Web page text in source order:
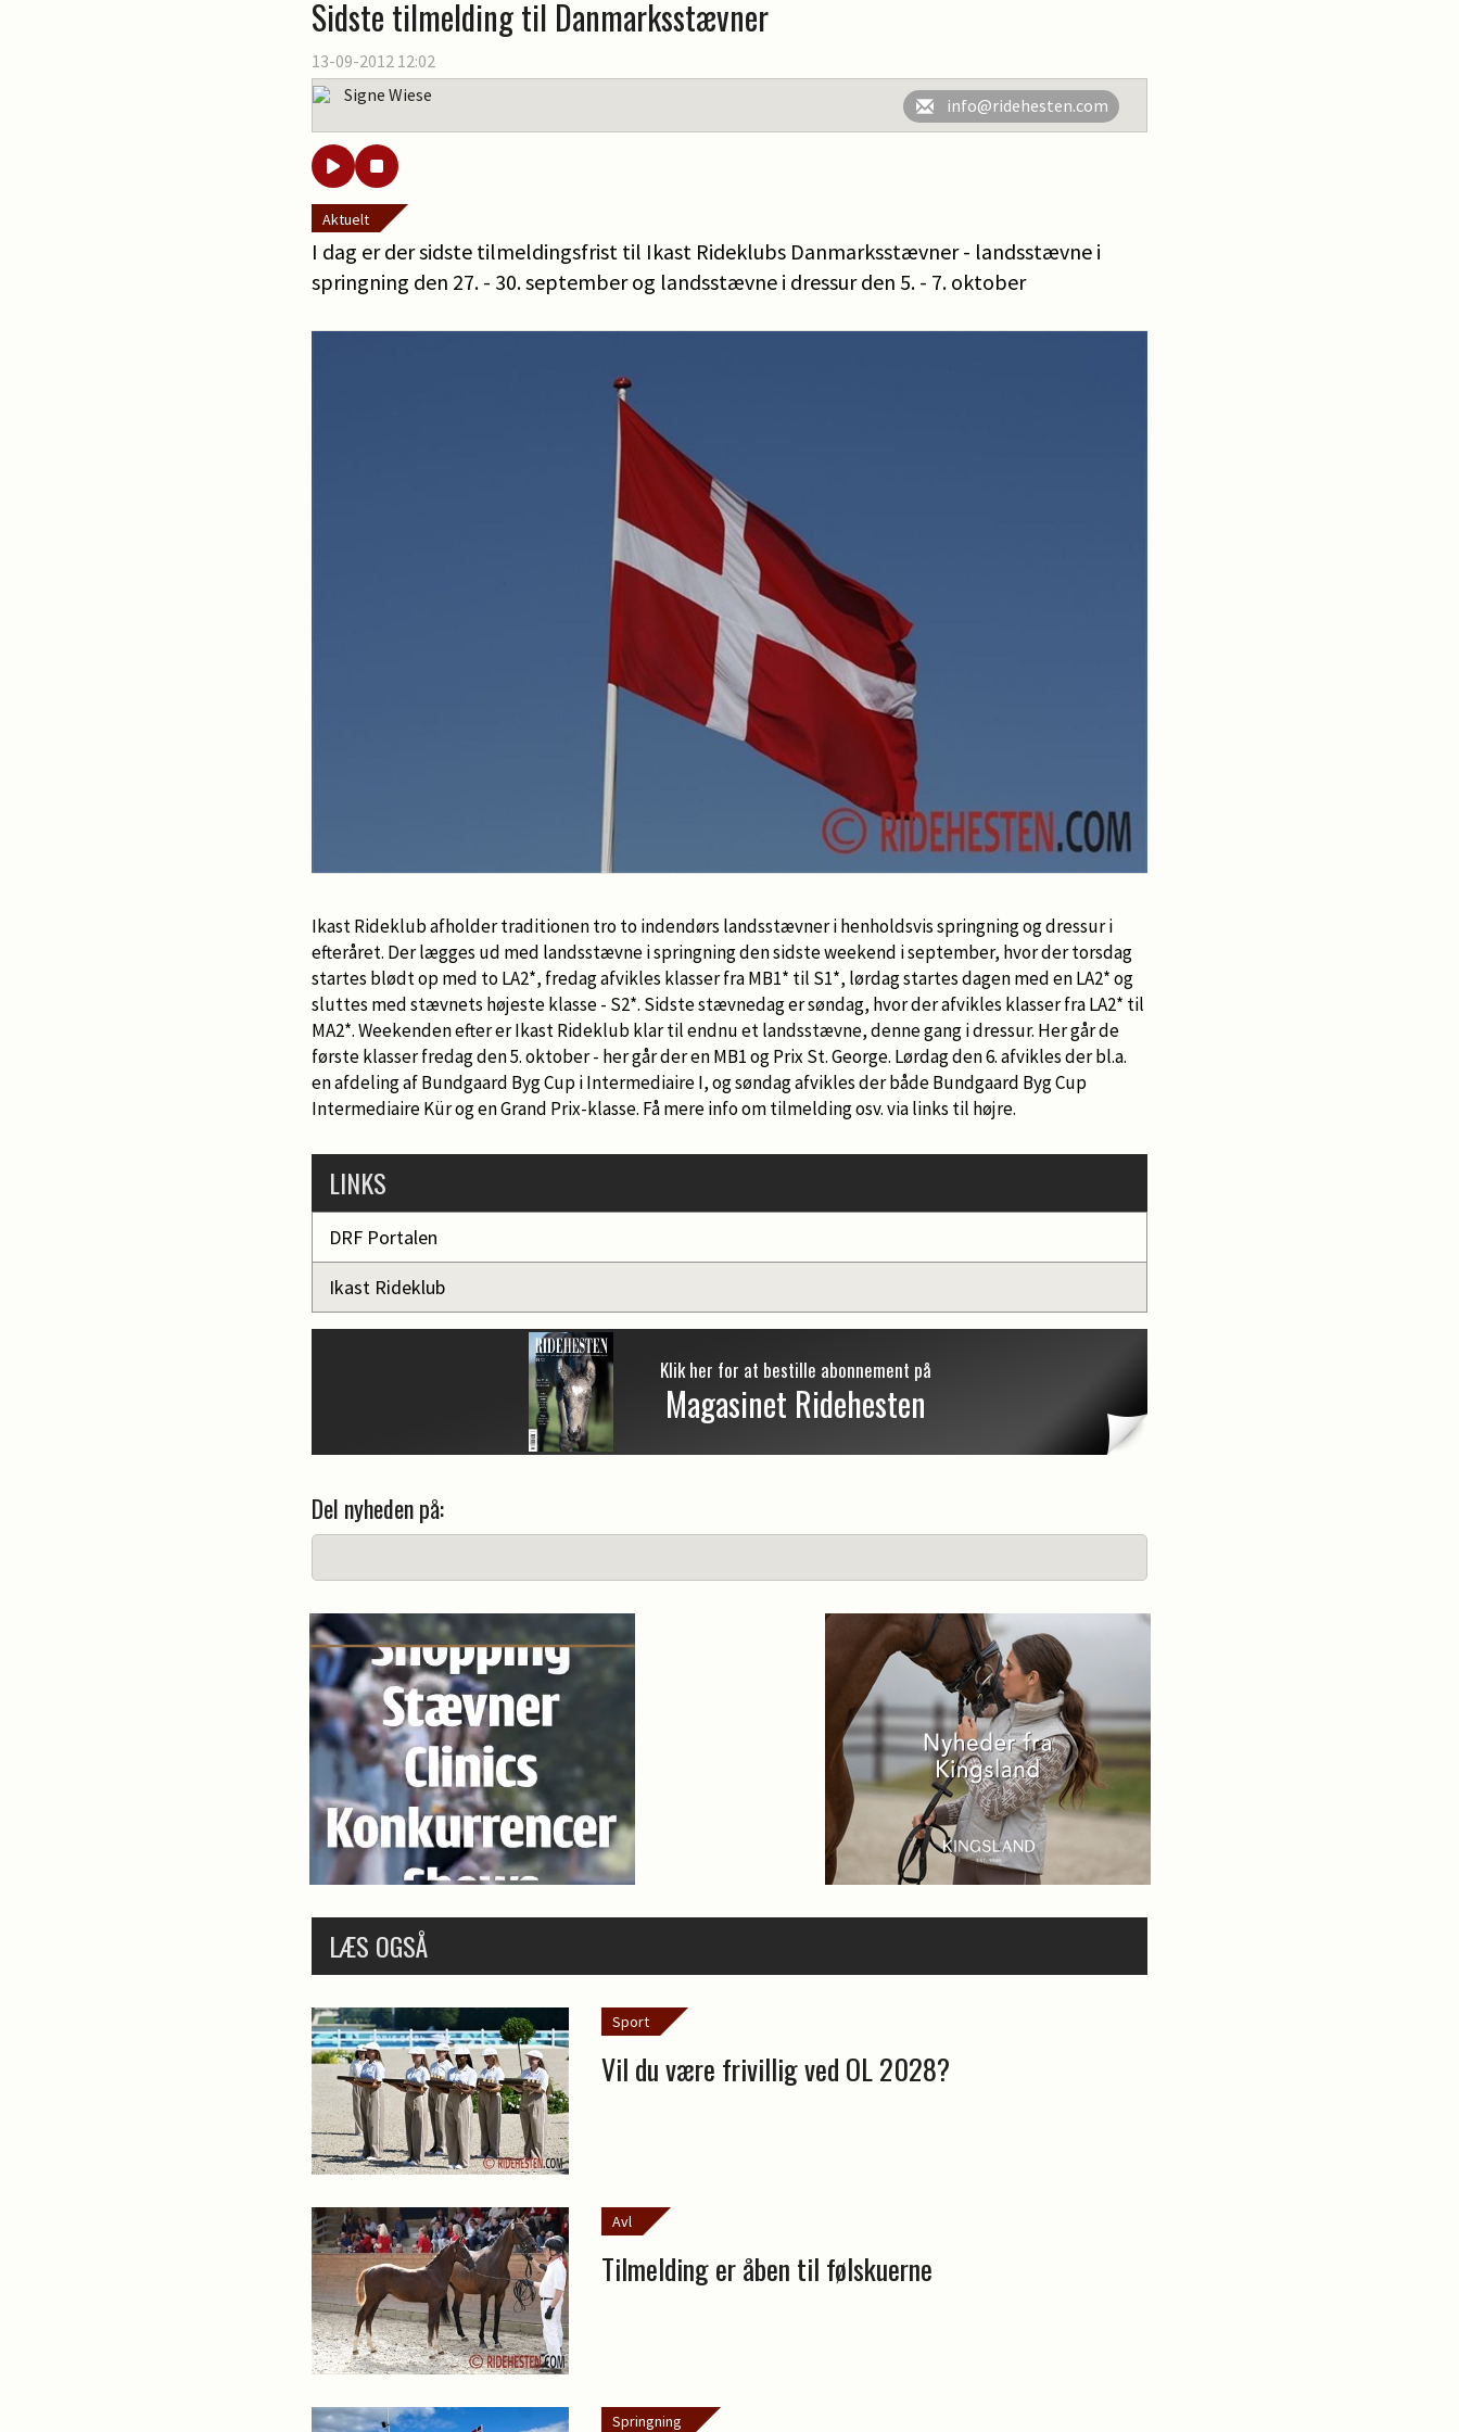
Sidste tilmelding til Danmarksstævner
13-09-2012 12:02
Signe Wiese
info@ridehesten.com
Aktuelt
I dag er der sidste tilmeldingsfrist til Ikast Rideklubs Danmarksstævner - landsstævne i
springning den 27. - 30. september og landsstævne i dressur den 5. - 7. oktober
Ikast Rideklub afholder traditionen tro to indendørs landsstævner i henholdsvis springning og dressur i
efteråret. Der lægges ud med landsstævne i springning den sidste weekend i september, hvor der torsdag
startes blødt op med to LA2*, fredag afvikles klasser fra MB1* til S1*, lørdag startes dagen med en LA2* og
sluttes med stævnets højeste klasse - S2*. Sidste stævnedag er søndag, hvor der afvikles klasser fra LA2* til
MA2*. Weekenden efter er Ikast Rideklub klar til endnu et landsstævne, denne gang i dressur. Her går de
første klasser fredag den 5. oktober - her går der en MB1 og Prix St. George. Lørdag den 6. afvikles der bl.a.
en afdeling af Bundgaard Byg Cup i Intermediaire I, og søndag afvikles der både Bundgaard Byg Cup
Intermediaire Kür og en Grand Prix-klasse. Få mere info om tilmelding osv. via links til højre.
LINKS
DRF Portalen
Ikast Rideklub
Klik her for at bestille abonnement på
Magasinet Ridehesten
Del nyheden på:
LÆS OGSÅ
Sport
Vil du være frivillig ved OL 2028?
Avl
Tilmelding er åben til følskuerne
Springning